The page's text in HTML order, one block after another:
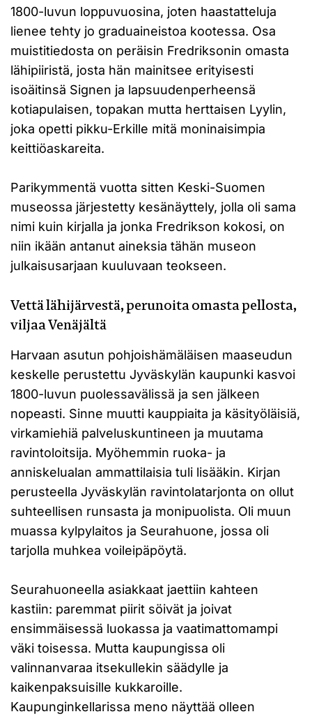
1800-luvun loppuvuosina, joten haastatteluja
lienee tehty jo graduaineistoa kootessa. Osa
muistitiedosta on peräisin Fredriksonin omasta
lähipiiristä, josta hän mainitsee erityisesti
isoäitinsä Signen ja lapsuudenperheensä
kotiapulaisen, topakan mutta herttaisen Lyylin,
joka opetti pikku-Erkille mitä moninaisimpia
keittiöaskareita.
Parikymmentä vuotta sitten Keski-Suomen
museossa järjestetty kesänäyttely, jolla oli sama
nimi kuin kirjalla ja jonka Fredrikson kokosi, on
niin ikään antanut aineksia tähän museon
julkaisusarjaan kuuluvaan teokseen.
Vettä lähijärvestä, perunoita omasta pellosta,
viljaa Venäjältä
Harvaan asutun pohjoishämäläisen maaseudun
keskelle perustettu Jyväskylän kaupunki kasvoi
1800-luvun puolessavälissä ja sen jälkeen
nopeasti. Sinne muutti kauppiaita ja käsityöläisiä,
virkamiehiä palveluskuntineen ja muutama
ravintoloitsija. Myöhemmin ruoka- ja
anniskelualan ammattilaisia tuli lisääkin. Kirjan
perusteella Jyväskylän ravintolatarjonta on ollut
suhteellisen runsasta ja monipuolista. Oli muun
muassa kylpylaitos ja Seurahuone, jossa oli
tarjolla muhkea voileipäpöytä.
Seurahuoneella asiakkaat jaettiin kahteen
kastiin: paremmat piirit söivät ja joivat
ensimmäisessä luokassa ja vaatimattomampi
väki toisessa. Mutta kaupungissa oli
valinnanvaraa itsekullekin säädylle ja
kaikenpaksuisille kukkaroille.
Kaupunginkellarissa meno näyttää olleen